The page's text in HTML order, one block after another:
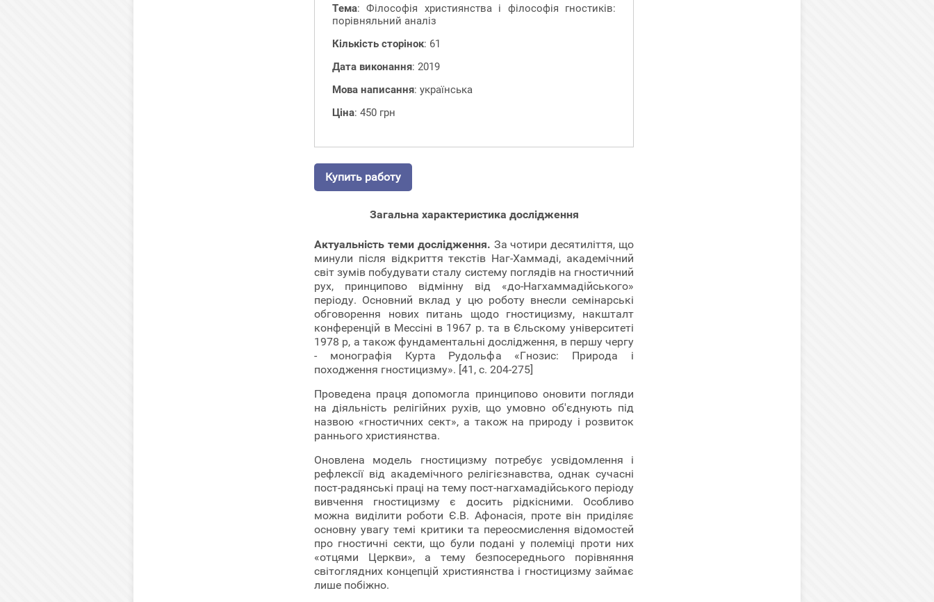
Тема: Філософія християнства і філософія гностиків:
порівняльний аналіз
Кількість сторінок: 61
Дата виконання: 2019
Мова написання: українська
Ціна: 450 грн
Купить работу
Загальна характеристика дослідження
Актуальність теми дослідження. За чотири десятиліття, що
минули після відкриття текстів Наг-Хаммаді, академічний
світ зумів побудувати сталу систему поглядів на гностичний
рух, принципово відмінну від «до-Нагхаммадійського»
періоду. Основний вклад у цю роботу внесли семінарські
обговорення нових питань щодо гностицизму, накшталт
конференцій в Мессіні в 1967 р. та в Єльскому університеті
1978 р, а також фундаментальні дослідження, в першу чергу
- монографія Курта Рудольфа «Гнозис: Природа і
походження гностицизму». [41, с. 204-275]
Проведена праця допомогла принципово оновити погляди
на діяльність релігійних рухів, що умовно об'єднують під
назвою «гностичних сект», а також на природу і розвиток
раннього християнства.
Оновлена модель гностицизму потребує усвідомлення і
рефлексії від академічного релігієзнавства, однак сучасні
пост-радянські праці на тему пост-нагхамадійського періоду
вивчення гностицизму є досить рідкісними. Особливо
можна виділити роботи Є.В. Афонасія, проте він приділяє
основну увагу темі критики та переосмислення відомостей
про гностичні секти, що були подані у полеміці проти них
«отцями Церкви», а тему безпосереднього порівняння
світоглядних концепцій християнства і гностицизму займає
лише побіжно.